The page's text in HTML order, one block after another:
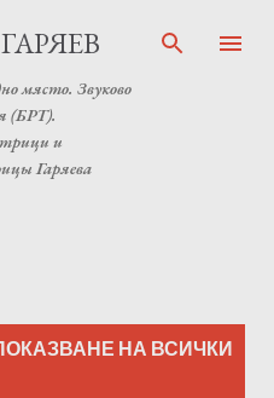
съдържание
място. Звуково
(БРТ).
и
Гаряева
Garyaev matrix)НА ВСИЧКИ